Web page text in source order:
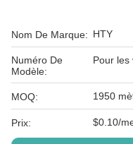
Nom De Marque: HTY
Numéro De
Modèle:
Pour les
MOQ: 1950
Prix: $0.10/